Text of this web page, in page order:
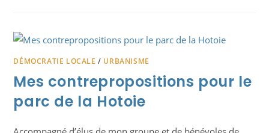
DÉMOCRATIE LOCALE / URBANISME
Mes contrepropositions pour le
parc de la Hotoie